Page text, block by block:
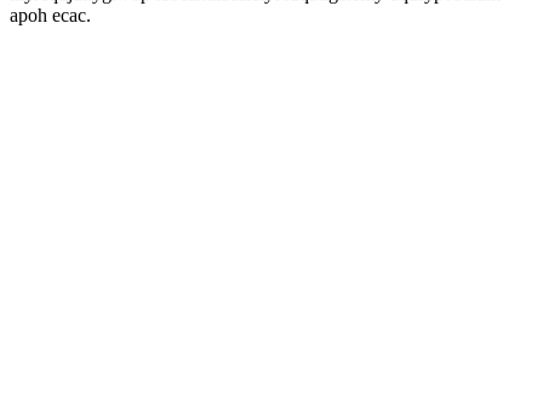
apoh ecac.